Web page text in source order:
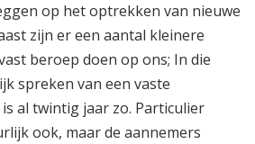
op het optrekken van nieuwe
zijn er een aantal kleinere
beroep doen op ons; In die
spreken van een vaste
al twintig jaar zo. Particulier
ook, maar de aannemers